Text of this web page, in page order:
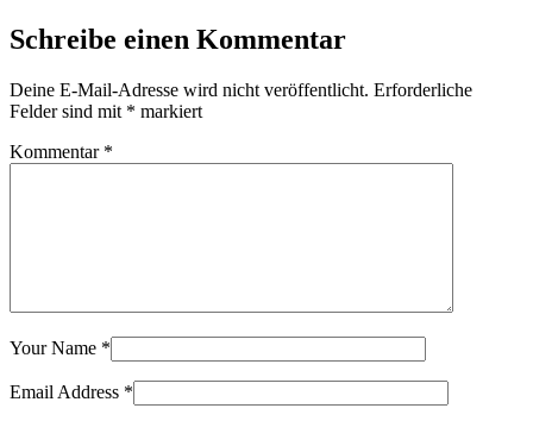
Schreibe einen Kommentar
Deine E-Mail-Adresse wird nicht veröffentlicht. Erforderliche
Felder sind mit * markiert
Kommentar *
Your Name *
Email Address *